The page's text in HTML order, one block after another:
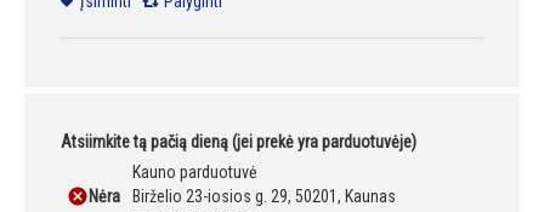
Atsiimkite tą pačią dieną (jei prekė yra parduotuvėje)
Nėra
Kauno parduotuvė
Birželio 23-iosios g. 29, 50201, Kaunas